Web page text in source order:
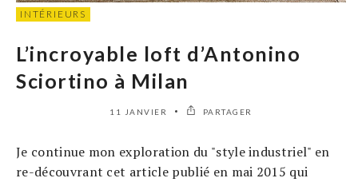
INTÉRIEURS
L’incroyable loft d’Antonino
Sciortino à Milan
11 JANVIER PARTAGER
Je continue mon exploration du "style industriel" en
re-découvrant cet article publié en mai 2015 qui